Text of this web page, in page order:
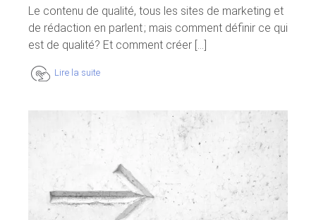
Le contenu de qualité, tous les sites de marketing et
de rédaction en parlent ; mais comment définir ce qui
est de qualité? Et comment créer [...]
Lire la suite